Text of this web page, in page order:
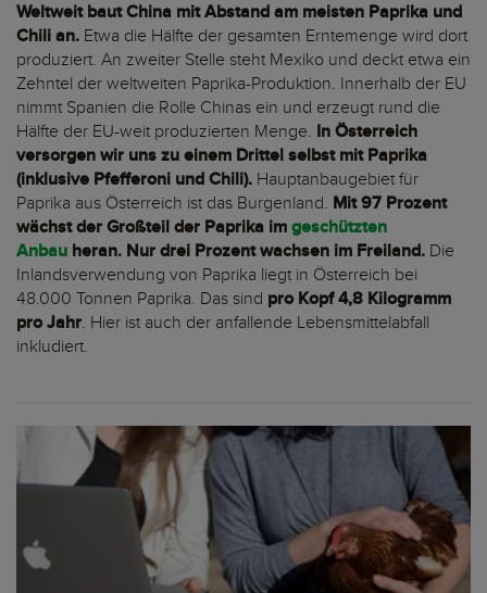
Weltweit baut China mit Abstand am meisten Paprika und
Chili an. Etwa die Hälfte der gesamten Erntemenge wird dort
produziert. An zweiter Stelle steht Mexiko und deckt etwa ein
Zehntel der weltweiten Paprika-Produktion. Innerhalb der EU
nimmt Spanien die Rolle Chinas ein und erzeugt rund die
Hälfte der EU-weit produzierten Menge. In Österreich
versorgen wir uns zu einem Drittel selbst mit Paprika
(inklusive Pfefferoni und Chili). Hauptanbaugebiet für
Paprika aus Österreich ist das Burgenland. Mit 97 Prozent
wächst der Großteil der Paprika im geschützten
Anbau heran. Nur drei Prozent wachsen im Freiland. Die
Inlandsverwendung von Paprika liegt in Österreich bei
48.000 Tonnen Paprika. Das sind pro Kopf 4,8 Kilogramm
pro Jahr. Hier ist auch der anfallende Lebensmittelabfall
inkludiert.